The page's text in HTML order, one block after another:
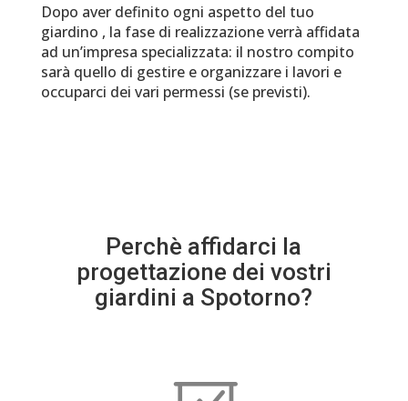
Dopo aver definito ogni aspetto del tuo
giardino , la fase di realizzazione verrà affidata
ad un’impresa specializzata: il nostro compito
sarà quello di gestire e organizzare i lavori e
occuparci dei vari permessi (se previsti).
Perchè affidarci la
progettazione dei vostri
giardini a Spotorno?